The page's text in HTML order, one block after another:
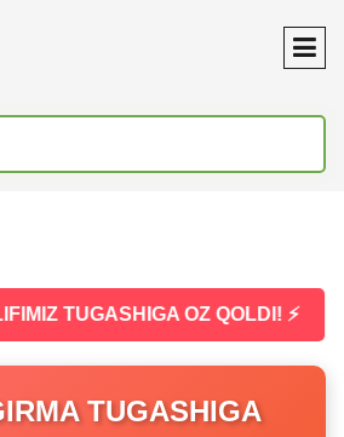
TUGASHIGA OZ QOLDI! ⚡
TUGASHIGA